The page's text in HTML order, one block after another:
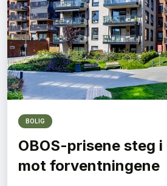
BOLIG
OBOS-prisene steg i
mot forventningene